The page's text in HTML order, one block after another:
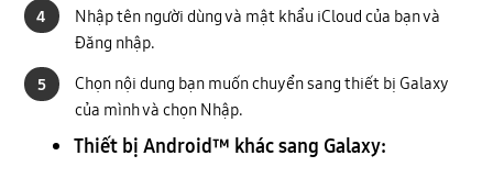
4
Nhập tên người dùng và mật khẩu iCloud của bạn và
Đăng nhập.
5
Chọn nội dung bạn muốn chuyển sang thiết bị Galaxy
của mình và chọn Nhập.
Thiết bị Android™ khác sang Galaxy: